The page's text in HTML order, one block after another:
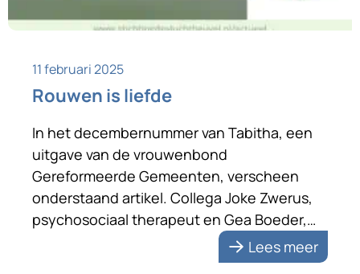
11 februari 2025
Rouwen is liefde
In het decembernummer van Tabitha, een
uitgave van de vrouwenbond
Gereformeerde Gemeenten, verscheen
onderstaand artikel. Collega Joke Zwerus,
psychosociaal therapeut en Gea Boeder,
toegepast psycholoog in opleiding werkten
aan dit artikel mee. Mogelijk herkent u de
Lees meer